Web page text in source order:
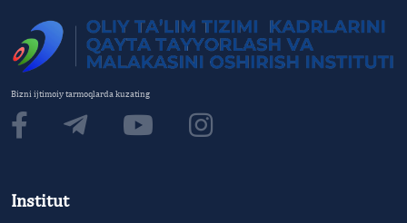
Bizni ijtimoiy tarmoqlarda kuzating
Institut